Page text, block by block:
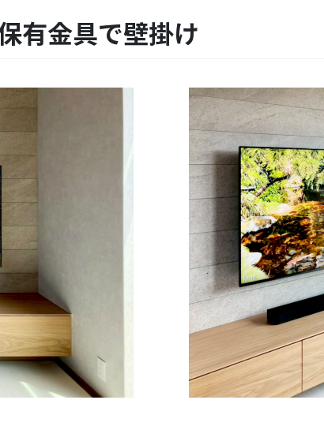
有金具で壁掛け